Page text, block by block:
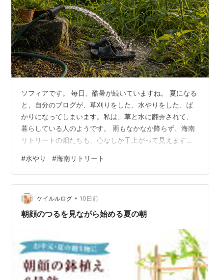
ソフィアです。 毎日、酷暑が続いていますね。 夏になる
と、自分のブログが、草刈りをした、水やりをした、ば
かりになってしまいます。私は、草と水に翻弄されて、
暮らしている人のようです。 雨もなかなか降らず、海南
リトリートの畑たちも、心なしか干上がって見えます。
いる気がします。 空を見上げていても、畑の土は黙って
乾いていくので、日が少し傾いた頃を見計らって、今日
もホースを引っ張り出します。 夕方になっても、蛇口を
ひねった水が、熱くてびっくりします。 お風呂なら「ち
ょうどいいね」と言いたくなるくらいの湯加減です笑 そ
#水やり #海南リトリート
ケイルルログ • 10日前
朝顔のつるを見ながら始める夏の朝